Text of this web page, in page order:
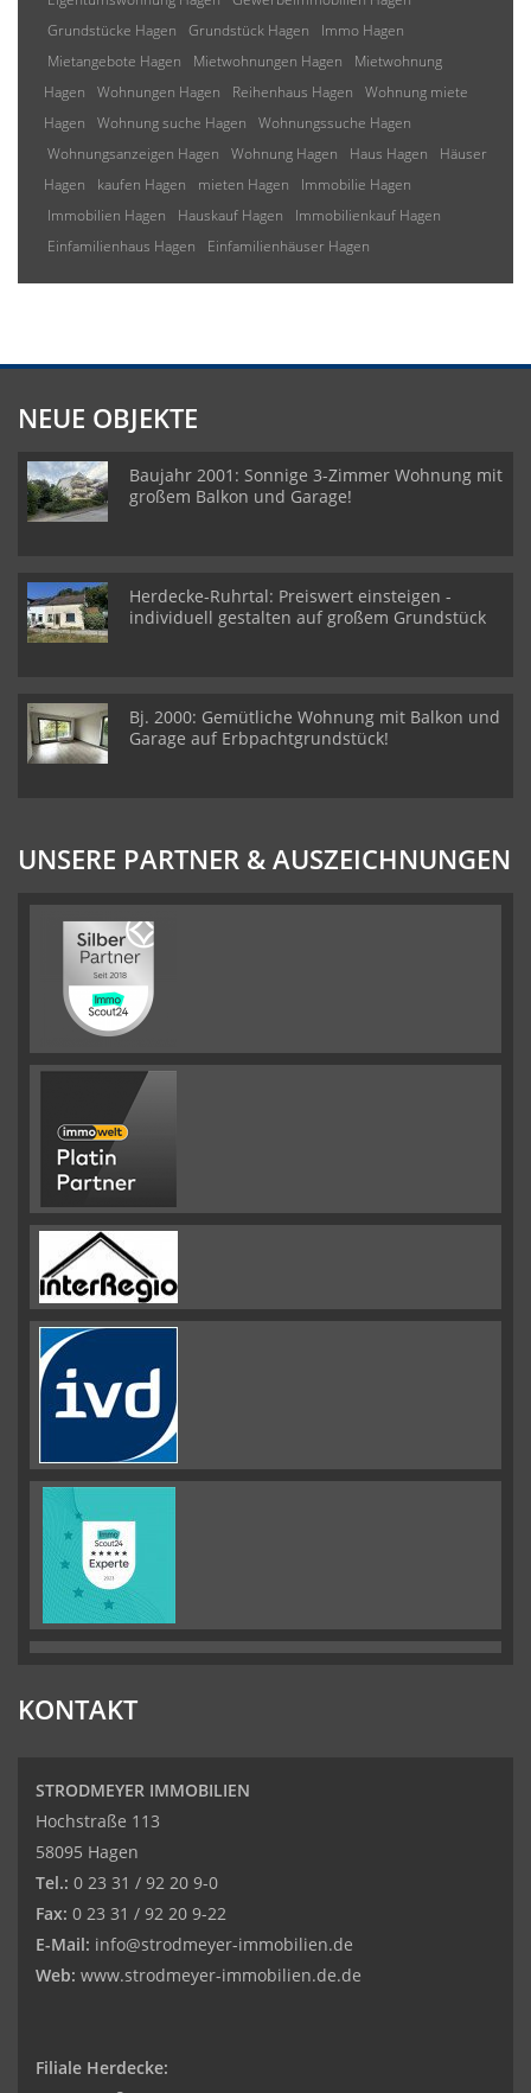
Grundstücke Hagen
Grundstück Hagen
Immo Hagen
Mietangebote Hagen
Mietwohnungen Hagen
Mietwohnung
Hagen
Wohnungen Hagen Reihenhaus Hagen
Wohnung miete
Hagen
Wohnung suche Hagen
Wohnungssuche Hagen
Wohnungsanzeigen Hagen
Wohnung Hagen Haus Hagen
Häuser
Hagen
kaufen Hagen mieten Hagen
Immobilie Hagen
Immobilien Hagen
Hauskauf Hagen
Immobilienkauf Hagen
Einfamilienhaus Hagen
Einfamilienhäuser Hagen
NEUE OBJEKTE
Baujahr 2001: Sonnige 3-Zimmer Wohnung mit
großem Balkon und Garage!
Herdecke-Ruhrtal: Preiswert einsteigen -
individuell gestalten auf großem Grundstück
Bj. 2000: Gemütliche Wohnung mit Balkon und
Garage auf Erbpachtgrundstück!
UNSERE PARTNER & AUSZEICHNUNGEN
KONTAKT
STRODMEYER IMMOBILIEN
Hochstraße 113
58095 Hagen
Tel.: 0 23 31 / 92 20 9-0
Fax: 0 23 31 / 92 20 9-22
E-Mail: info@strodmeyer-immobilien.de
Web: www.strodmeyer-immobilien.de.de
Filiale Herdecke: